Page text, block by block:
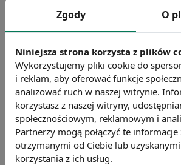
Źródło: Ministerstwo Pracy i
Zobacz więcej
Zgody O
Niniejsza strona korzysta z plików
Wykorzystujemy pliki cookie do
i reklam, aby oferować funkcje
analizować ruch w naszej witrynie.
korzystasz z naszej witryny,
społecznościowym, reklamowym i
Partnerzy mogą połączyć te
otrzymanymi od Ciebie lub
korzystania z ich usług.